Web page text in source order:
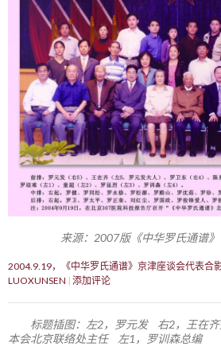
来源：2007版《中华罗氏通谱
2004.9.19，《中华罗氏通谱》京津座谈会代表合
LUOXUNSEN 添加评论
标题插图：左2，罗元发 右2，王在
本会北京联络处主任 左1，罗训森总编